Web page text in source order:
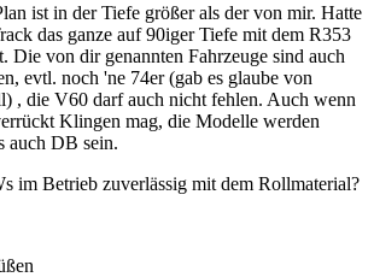
ist in der Tiefe größer als der von mir. Hatte
das ganze auf 90iger Tiefe mit dem R353
Die von dir genannten Fahrzeuge sind auch
evtl. noch 'ne 74er (gab es glaube von
, die V60 darf auch nicht fehlen. Auch wenn
Klingen mag, die Modelle werden
auch DB sein.
im Betrieb zuverlässig mit dem Rollmaterial?